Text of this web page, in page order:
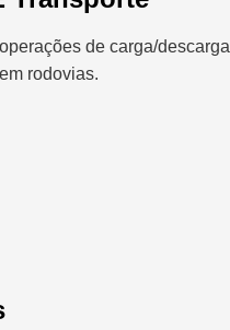
de carga/descarga
rodovias.